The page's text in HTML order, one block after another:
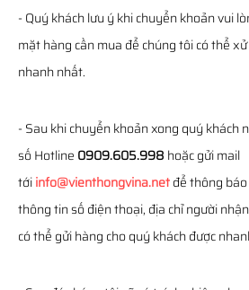
- Quý khách lưu ý khi chuyển khoản vui
mặt hàng cần mua để chúng tôi có thể
nhanh nhất.
- Sau khi chuyển khoản xong quý khách
số Hotline 0909.605.998 hoặc gửi mail
tớiinfo@vienthongvina.netđể thông
thông tin số điện thoại, địa chỉ người
có thể gửi hàng cho quý khách được